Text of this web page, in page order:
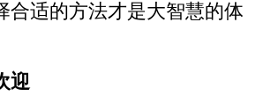
合适的方法才是大智慧的体
迎